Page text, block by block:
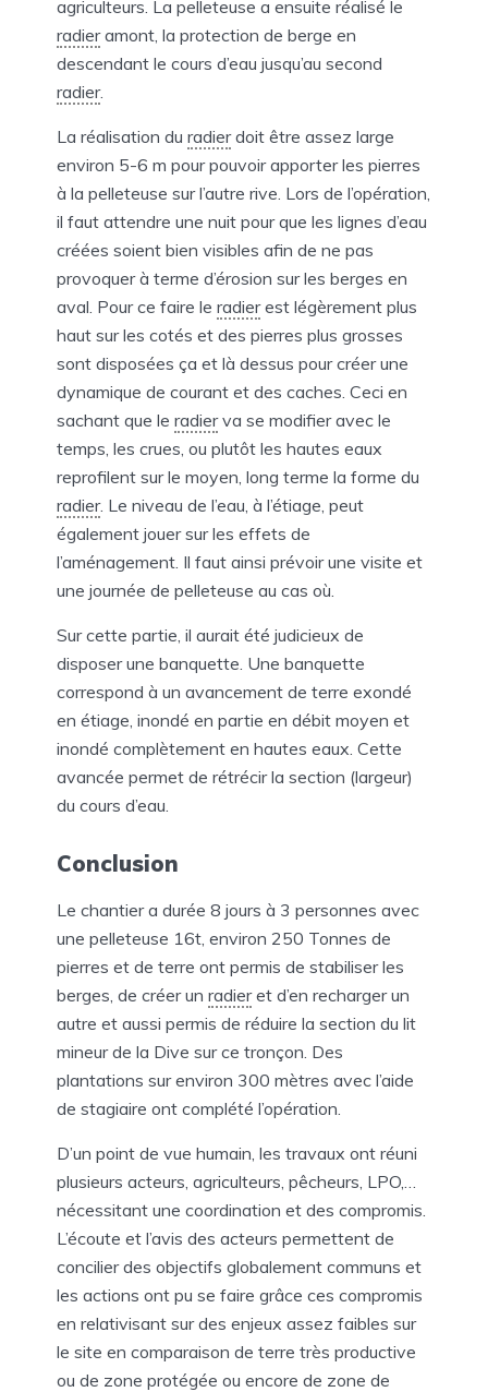
agriculteurs. La pelleteuse a ensuite réalisé le
radieramont, la protection de berge en
descendant le cours d’eau jusqu’au second
radier.
La réalisation du radierdoit être assez large
environ 5-6 m pour pouvoir apporter les pierres
à la pelleteuse sur l’autre rive. Lors de l’opération,
il faut attendre une nuit pour que les lignes d’eau
créées soient bien visibles afin de ne pas
provoquer à terme d’érosion sur les berges en
aval. Pour ce faire le radierest légèrement plus
haut sur les cotés et des pierres plus grosses
sont disposées ça et là dessus pour créer une
dynamique de courant et des caches. Ceci en
sachant que le radierva se modifier avec le
temps, les crues, ou plutôt les hautes eaux
reprofilent sur le moyen, long terme la forme du
radier. Le niveau de l’eau, à l’étiage, peut
également jouer sur les effets de
l’aménagement. Il faut ainsi prévoir une visite et
une journée de pelleteuse au cas où.
Sur cette partie, il aurait été judicieux de
disposer une banquette. Une banquette
correspond à un avancement de terre exondé
en étiage, inondé en partie en débit moyen et
inondé complètement en hautes eaux. Cette
avancée permet de rétrécir la section (largeur)
du cours d’eau.
Conclusion
Le chantier a durée 8 jours à 3 personnes avec
une pelleteuse 16t, environ 250 Tonnes de
pierres et de terre ont permis de stabiliser les
berges, de créer un radieret d’en recharger un
autre et aussi permis de réduire la section du lit
mineur de la Dive sur ce tronçon. Des
plantations sur environ 300 mètres avec l’aide
de stagiaire ont complété l’opération.
D’un point de vue humain, les travaux ont réuni
plusieurs acteurs, agriculteurs, pêcheurs, LPO,…
nécessitant une coordination et des compromis.
L’écoute et l’avis des acteurs permettent de
concilier des objectifs globalement communs et
les actions ont pu se faire grâce ces compromis
en relativisant sur des enjeux assez faibles sur
le site en comparaison de terre très productive
ou de zone protégée ou encore de zone de